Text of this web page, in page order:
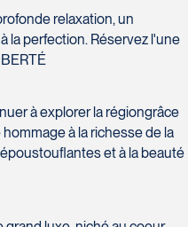
relaxation, un
la perfection. Réservez l'une
à explorer la régiongrâce
à la richesse de la
et à la beauté